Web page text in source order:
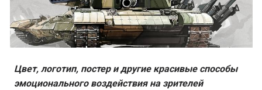
Цвет, логотип, постер и другие красивые способы
эмоционального воздействия на зрителей